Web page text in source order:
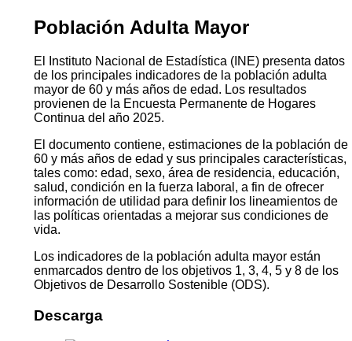
Población Adulta Mayor
El Instituto Nacional de Estadística (INE) presenta datos
de los principales indicadores de la población adulta
mayor de 60 y más años de edad. Los resultados
provienen de la Encuesta Permanente de Hogares
Continua del año 2025.
El documento contiene, estimaciones de la población de
60 y más años de edad y sus principales características,
tales como: edad, sexo, área de residencia, educación,
salud, condición en la fuerza laboral, a fin de ofrecer
información de utilidad para definir los lineamientos de
las políticas orientadas a mejorar sus condiciones de
vida.
Los indicadores de la población adulta mayor están
enmarcados dentro de los objetivos 1, 3, 4, 5 y 8 de los
Objetivos de Desarrollo Sostenible (ODS).
Descarga